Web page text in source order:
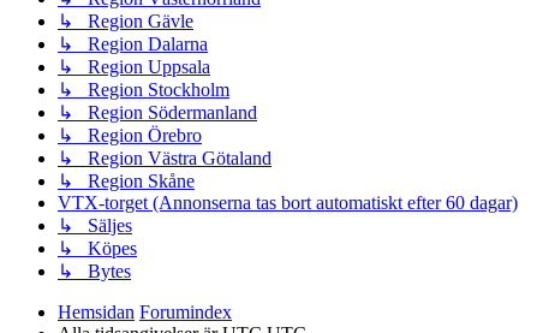
↳ Region Gävle
↳ Region Dalarna
↳ Region Uppsala
↳ Region Stockholm
↳ Region Södermanland
↳ Region Örebro
↳ Region Västra Götaland
↳ Region Skåne
VTX-torget (Annonserna tas bort automatiskt efter 60 dagar)
↳ Säljes
↳ Köpes
↳ Bytes
Hemsidan Forumindex